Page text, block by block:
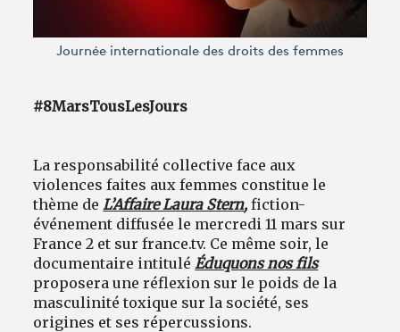
Journée internationale des droits des femmes
#8MarsTousLesJours
La responsabilité collective face aux
violences faites aux femmes constitue le
thème de L’Affaire Laura Stern, fiction-
événement diffusée le mercredi 11 mars sur
France 2 et sur france.tv. Ce même soir, le
documentaire intitulé Éduquons nos fils
proposera une réflexion sur le poids de la
masculinité toxique sur la société, ses
origines et ses répercussions.